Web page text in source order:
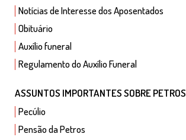
Notícias de Interesse dos Aposentados
Obituário
Auxílio funeral
Regulamento do Auxílio Funeral
ASSUNTOS IMPORTANTES SOBRE PETROS
Pecúlio
Pensão da Petros